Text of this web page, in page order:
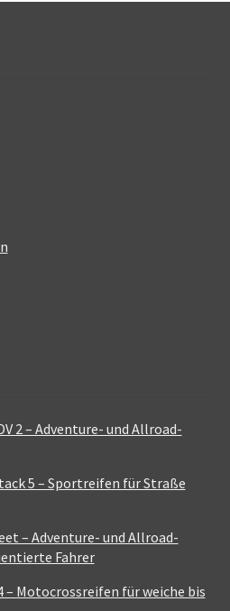
2 – Adventure- und Allroad-
5 – Sportreifen für Straße
– Adventure- und Allroad-
Fahrer
– Motocrossreifen für weiche bis